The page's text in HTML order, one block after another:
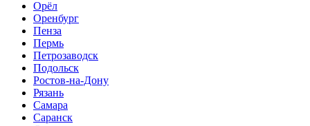
Орёл
Оренбург
Пенза
Пермь
Петрозаводск
Подольск
Ростов-на-Дону
Рязань
Самара
Саранск